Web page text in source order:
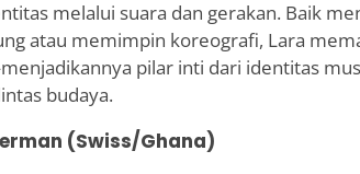
melalui suara dan gerakan. Baik
atau memimpin koreografi, Lara
pilar inti dari identitas
budaya.
(Swiss/Ghana)